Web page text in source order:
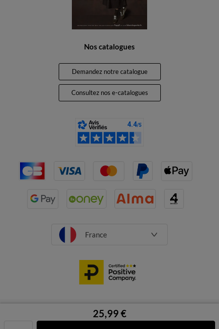
25,99 €
Nos catalogues
Demandez notre catalogue
Consultez nos e-catalogues
France
Données personnelles
Désabonnement newsletter